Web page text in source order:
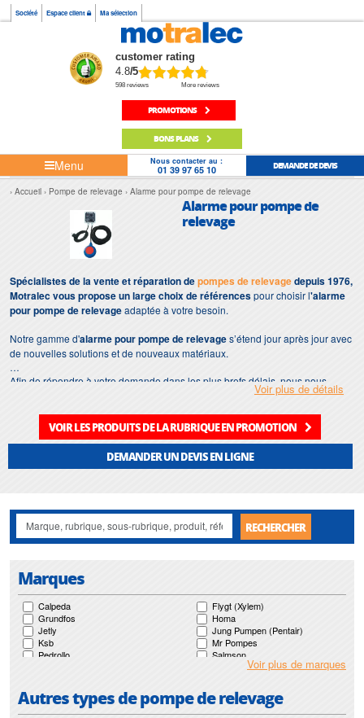
Société Espace client Ma sélection
customer rating
4.8/5
598 reviews More reviews
PROMOTIONS
BONS PLANS
Menu Nous contacter au :
01 39 97 65 10 DEMANDE DE DEVIS
Accueil Pompe de relevage Alarme pour pompe de relevage
Alarme pour pompe de
relevage
Spécialistes de la vente et réparation depompes de relevagedepuis 1976,
Motralec vous propose un large choix de référencespour choisir l'alarme
pour pompe de relevageadaptée à votre besoin.
Notre gamme d'alarme pour pompe de relevages’étend jour après jour avec
de nouvelles solutions et de nouveaux matériaux.
Afin de répondre à votre demande dans les plus brefs délais, nous nous
d'alarme pour pompe de
Motralecmet également à votre disposition son service de réparation et
pompe de relevage. Nos interventions sur toute l'Ile de
France suivant vos besoins et vos contraintes sont un gage d'efficacité, et
Voir plus de détails
VOIR LES PRODUITS DE LA RUBRIQUE EN PROMOTION
DEMANDER UN DEVIS EN LIGNE
RECHERCHER
Marques
Calpeda
Flygt (Xylem)
Grundfos
Homa
Jetly
Jung Pumpen (Pentair)
Ksb
Mr Pompes
Pedrollo
Salmson
Voir plus de marques
Autres types de pompe de relevage